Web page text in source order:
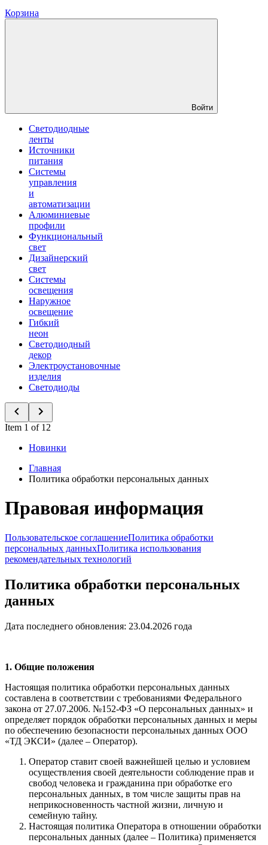
Корзина
Войти
Светодиодные
ленты
Источники
питания
Системы
управления
и
автоматизации
Алюминиевые
профили
Функциональный
свет
Дизайнерский
свет
Системы
освещения
Наружное
освещение
Гибкий
неон
Светодиодный
декор
Электроустановочные
изделия
Светодиоды
Item 1 of 12
Новинки
Главная
Политика обработки персональных данных
Правовая информация
Пользовательское соглашениеПолитика обработки
персональных данныхПолитика использования
рекомендательных технологий
Политика обработки персональных
данных
Дата последнего обновления: 23.04.2026 года
1. Общие положения
Настоящая политика обработки персональных данных
составлена в соответствии с требованиями Федерального
закона от 27.07.2006. №152-ФЗ «О персональных данных» и
определяет порядок обработки персональных данных и меры
по обеспечению безопасности персональных данных ООО
«ТД ЭКСИ» (далее – Оператор).
Оператор ставит своей важнейшей целью и условием
осуществления своей деятельности соблюдение прав и
свобод человека и гражданина при обработке его
персональных данных, в том числе защиты прав на
неприкосновенность частной жизни, личную и
семейную тайну.
Настоящая политика Оператора в отношении обработки
персональных данных (далее – Политика) применяется